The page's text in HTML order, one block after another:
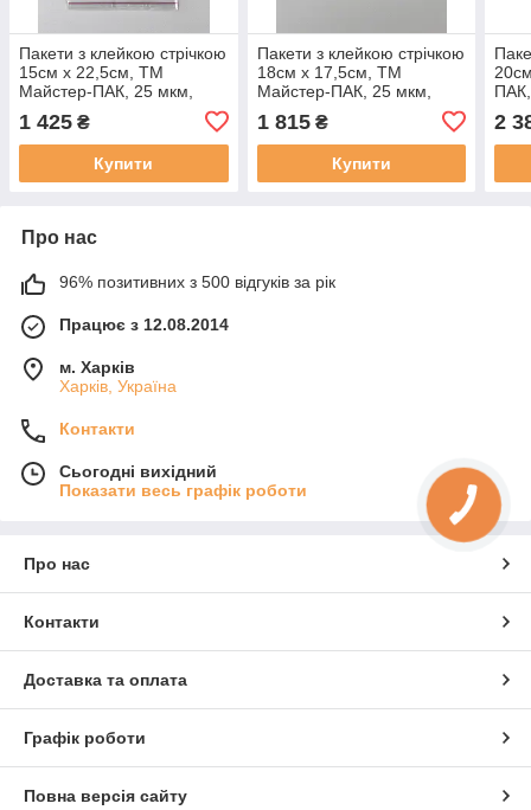
Пакети з клейкою стрічкою
15см x 22,5см, ТМ
Майстер-ПАК, 25 мкм,
прозорі (687131657)
1 425 ₴
Купити
Пакети з клейкою стрічкою
18см x 17,5см, ТМ
Майстер-ПАК, 25 мкм,
прозорі (1864168761)
1 815₴
Купити
2
Про нас
96% позитивних з 500 відгуків за рік
Працює з 12.08.2014
м. Харків
Харків, Україна
Контакти
Сьогодні вихідний
Показати весь графік роботи
Про нас
Контакти
Доставка та оплата
Графік роботи
Повна версія сайту